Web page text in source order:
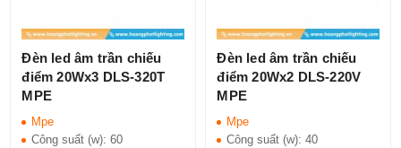
Đèn led âm trần chiếu
điểm 20Wx3 DLS-320T
MPE
Mpe
Công suất (w):60
Đèn led âm trần chiếu
điểm 20Wx2 DLS-220V
MPE
Mpe
Công suất (w):40